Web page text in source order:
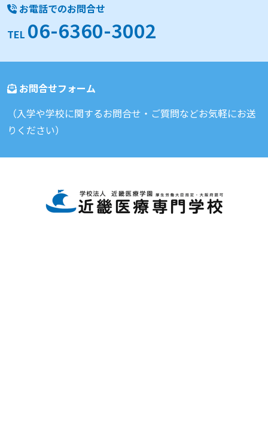
お電話でのお問合せ
TEL 06-6360-3002
お問合せフォーム
（入学や学校に関するお問合せ・ご質問などお気軽にお送
りください）